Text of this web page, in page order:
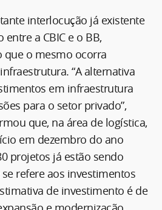
interlocução já existente
a CBIC e o BB,
que o mesmo ocorra
“A alternativa
em infraestrutura
para o setor privado”,
que, na área de logística,
em dezembro do ano
projetos já estão sendo
refere aos investimentos
de investimento é de